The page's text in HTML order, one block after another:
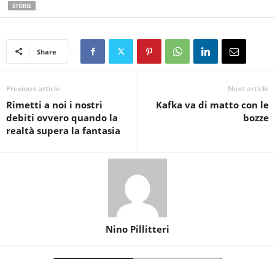
STORIE
Share
Previous article
Rimetti a noi i nostri
debiti ovvero quando la
realtà supera la fantasia
Next article
Kafka va di matto con le
bozze
Nino Pillitteri